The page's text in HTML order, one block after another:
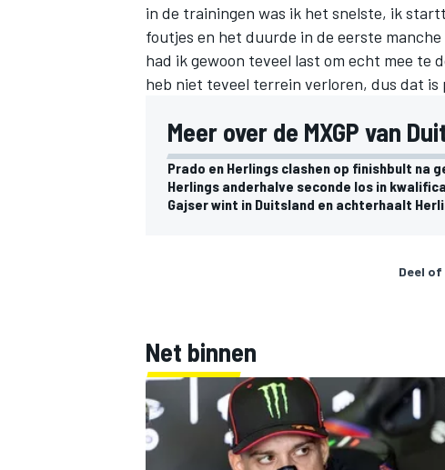
in de trainingen was ik het snelste, ik
foutjes en het duurde in de eerste
had ik gewoon teveel last om echt mee te
heb niet teveel terrein verloren, dus dat is
Meer over de MXGP van
Prado en Herlings clashen op finishbult na
Herlings anderhalve seconde los in
Gajser wint in Duitsland en achterhaalt
Deel
Net binnen